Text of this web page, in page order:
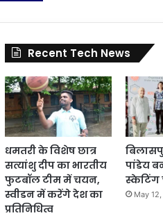
Recent Tech News
धमतरी के विशेष छात्र
सत्यांशु दीप का भारतीय
फुटबॉल टीम में चयन,
स्वीडन में करेंगे देश का
प्रतिनिधित्व
पांडेय
स्केटिंग
May